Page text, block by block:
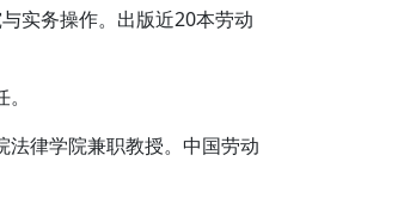
实务操作。出版近20本劳动
律学院兼职教授。中国劳动